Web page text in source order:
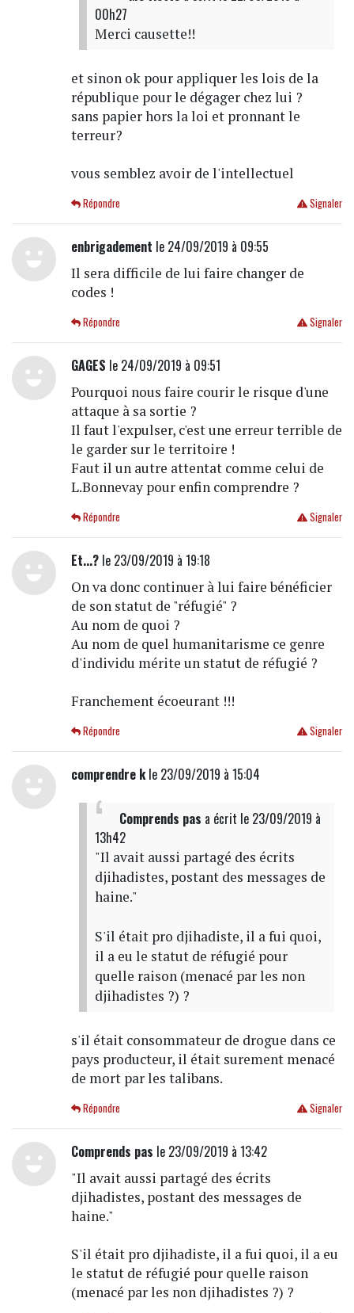
00h27
Merci causette!!
et sinon ok pour appliquer les lois de la
république pour le dégager chez lui ?
sans papier hors la loi et pronnant le
terreur?
vous semblez avoir de l'intellectuel
Signaler
Répondre
enbrigadement le 24/09/2019 à 09:55
Il sera difficile de lui faire changer de
codes !
Signaler
Répondre
GAGES le 24/09/2019 à 09:51
Pourquoi nous faire courir le risque d'une
attaque à sa sortie ?
Il faut l'expulser, c'est une erreur terrible de
le garder sur le territoire !
Faut il un autre attentat comme celui de
L.Bonnevay pour enfin comprendre ?
Signaler
Répondre
Et...?le 23/09/2019 à 19:18
On va donc continuer à lui faire bénéficier
de son statut de "réfugié" ?
Au nom de quoi ?
Au nom de quel humanitarisme ce genre
d'individu mérite un statut de réfugié ?
Franchement écoeurant !!!
Signaler
Répondre
comprendre kle 23/09/2019 à 15:04
Comprends pas a écrit le 23/09/2019 à
13h42
"Il avait aussi partagé des écrits
djihadistes, postant des messages de
haine."
S'il était pro djihadiste, il a fui quoi,
il a eu le statut de réfugié pour
quelle raison (menacé par les non
djihadistes ?) ?
s'il était consommateur de drogue dans ce
pays producteur, il était surement menacé
de mort par les talibans.
Signaler
Répondre
Comprends pas le 23/09/2019 à 13:42
"Il avait aussi partagé des écrits
djihadistes, postant des messages de
haine."
S'il était pro djihadiste, il a fui quoi, il a eu
le statut de réfugié pour quelle raison
(menacé par les non djihadistes ?) ?